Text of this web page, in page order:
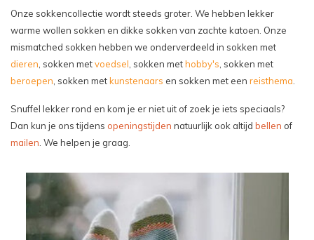
Onze sokkencollectie wordt steeds groter. We hebben lekker
warme wollen sokken en dikke sokken van zachte katoen. Onze
mismatched sokken hebben we onderverdeeld in sokken met
dieren, sokken metvoedsel, sokken methobby's, sokken met
beroepen, sokken metkunstenaars en sokken met een reisthema.
Snuffel lekker rond en kom je er niet uit of zoek je iets speciaals?
Dan kun je ons tijdens openingstijden natuurlijk ook altijd bellen of
mailen. We helpen je graag.